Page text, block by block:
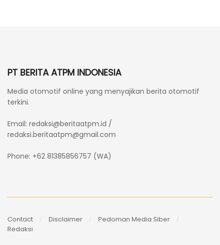
PT BERITA ATPM INDONESIA
Media otomotif online yang menyajikan berita otomotif
terkini.
Email: redaksi@beritaatpm.id /
redaksi.beritaatpm@gmail.com
Phone: +62 81385856757 (WA)
Contact Disclaimer
Pedoman Media Siber
Redaksi